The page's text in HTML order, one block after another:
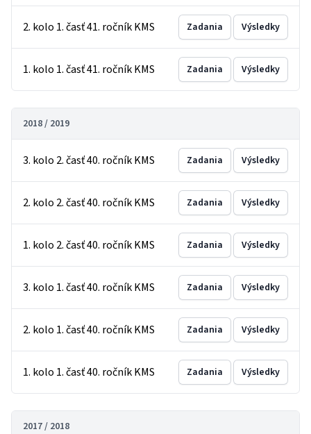
2. kolo 1. časť 41. ročník KMS Zadania Výsledky
1. kolo 1. časť 41. ročník KMS Zadania Výsledky
2018 / 2019
3. kolo 2. časť 40. ročník KMS Zadania Výsledky
2. kolo 2. časť 40. ročník KMS Zadania Výsledky
1. kolo 2. časť 40. ročník KMS Zadania Výsledky
3. kolo 1. časť 40. ročník KMS Zadania Výsledky
2. kolo 1. časť 40. ročník KMS Zadania Výsledky
1. kolo 1. časť 40. ročník KMS Zadania Výsledky
2017 / 2018